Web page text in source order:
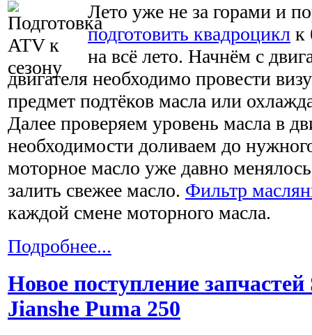
Лето уже не за горами и
подготовить квадроцикл к
на всё лето. Начнём с
двигателя необходимо провести
предмет подтёков масла или
Далее проверяем уровень масла в
необходимости доливаем до
моторное масло уже давно
залить свежее масло. Фильтр
каждой смене моторного масла.
Подробнее...
Новое поступление
Jianshe Puma 250